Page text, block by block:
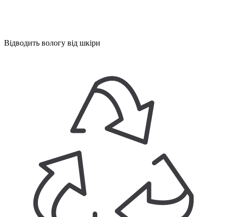
Відводить вологу від шкіри